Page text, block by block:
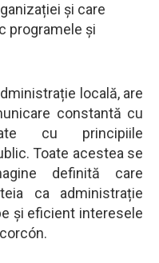
și care
programele și
locală, are
constantă cu
cu principiile
Toate acestea se
definită care
ca administrație
și eficient interesele